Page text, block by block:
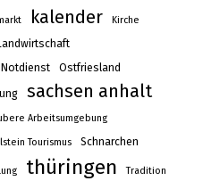
kalender Kirche
Notdienst Ostfriesland
sachsen anhalt
Arbeitsumgebung
Tourismus Schnarchen
thüringen Tradition